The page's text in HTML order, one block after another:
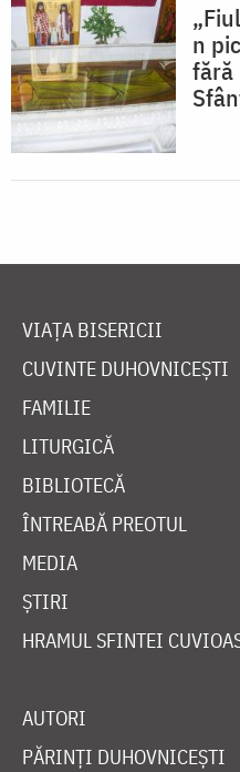
n
fără
VIAȚA BISERICII
CUVINTE DUHOVNICEȘTI
FAMILIE
LITURGICĂ
BIBLIOTECĂ
ÎNTREABĂ PREOTUL
MEDIA
ȘTIRI
HRAMUL SFINTEI
AUTORI
PĂRINȚI DUHOVNICEȘTI